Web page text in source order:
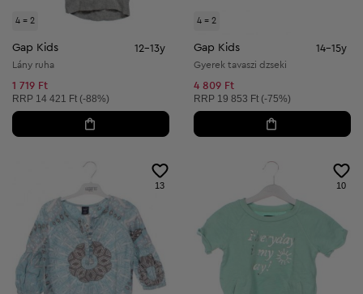
4 = 2
Gap Kids 12-13y
Lány ruha
1 719 Ft
Ajánlott ár:
RRP 14 421 Ft (-88%)
4 = 2
Gap Kids 14-15y
Gyerek tavaszi dzseki
4 809 Ft
Ajánlott ár:
RRP 19 853 Ft (-75%)
13 10